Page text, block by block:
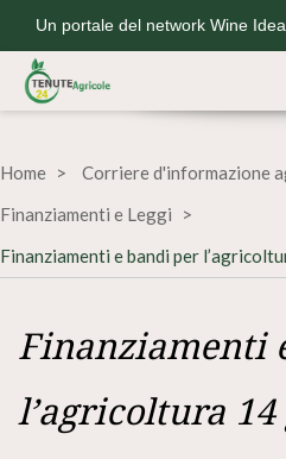
Un portale del network Wine
Home
Corriere d'informazione
Finanziamenti e Leggi
Finanziamenti e bandi per
Finanziamenti
l’agricoltura